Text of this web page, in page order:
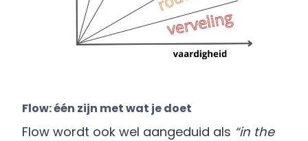
Flow: één zijn met wat je doet
Flow wordt ook wel aangeduid als “in the